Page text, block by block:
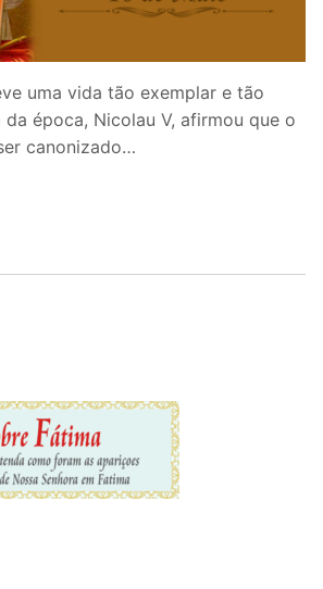
uma vida tão exemplar e tão
da época, Nicolau V, afirmou que o
canonizado…